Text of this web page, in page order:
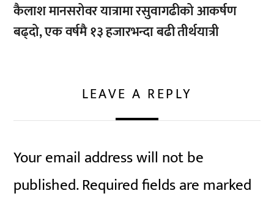
कैलाश मानसरोवर यात्रामा रसुवागढीको आकर्षण
बढ्दो, एक वर्षमै १३ हजारभन्दा बढी तीर्थयात्री
LEAVE A REPLY
Your email address will not be
published.Required fields are marked